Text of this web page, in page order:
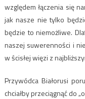
względem łączenia się
jak nasze nie tylko
będzie to niemożliwe.
naszej suwerenności i
w ścisłej więzi z
Przywódca Białorusi
chciałby przeciągnąć do